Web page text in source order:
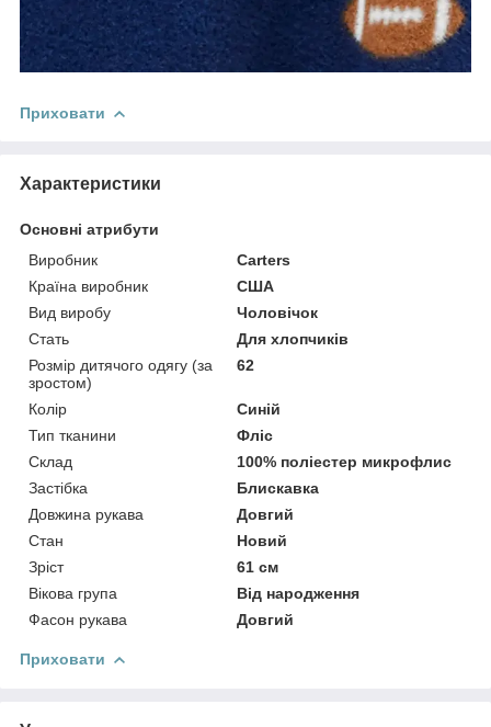
Приховати
Характеристики
Основні атрибути
Виробник
Carters
Країна виробник
США
Вид виробу
Чоловічок
Стать
Для хлопчиків
Розмір дитячого одягу (за
зростом)
62
Колір
Синій
Тип тканини
Фліс
Склад
100% поліестер микрофлис
Застібка
Блискавка
Довжина рукава
Довгий
Стан
Новий
Зріст
61 см
Вікова група
Від народження
Фасон рукава
Довгий
Приховати